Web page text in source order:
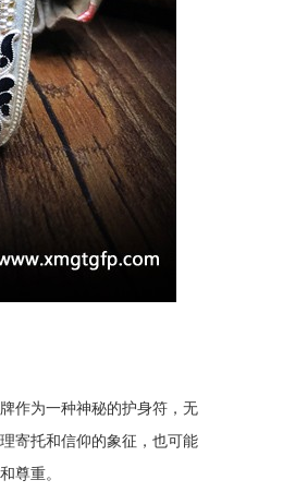
作为一种神秘的护身符，无
寄托和信仰的象征，也可能
尊重。